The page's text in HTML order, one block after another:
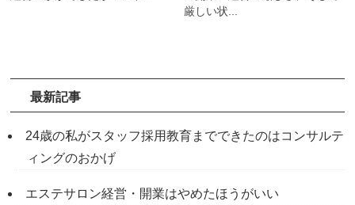
厳しい状...
最新記事
24歳の私がスタッフ採用教育までできたのはコンサルテ
ィングのおかげ
エステサロン経営・開業はやめたほうがいい